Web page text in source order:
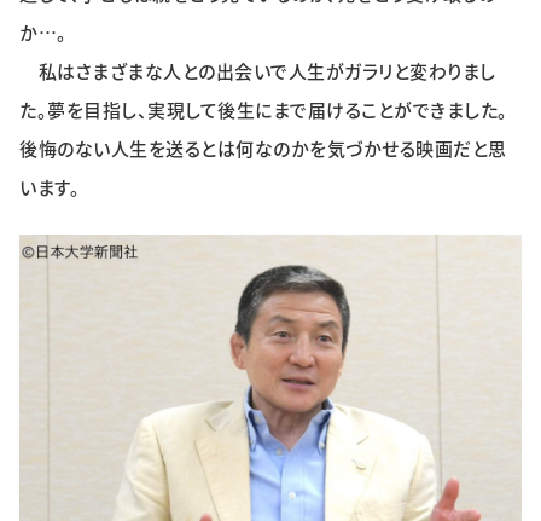
か…。
私はさまざまな人との出会いで人生がガラリと変わりまし
た。夢を目指し、実現して後生にまで届けることができました。
後悔のない人生を送るとは何なのかを気づかせる映画だと思
います。